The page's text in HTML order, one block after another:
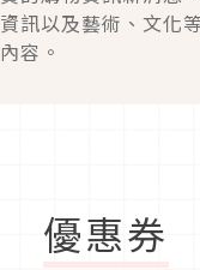
資訊以及藝術、文化
內容。
優惠券